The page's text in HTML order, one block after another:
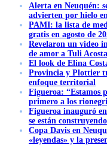
Alerta en Neuquén:
advierten por hielo
PAMI: la lista de
gratis en agosto de
Revelaron un video
de amor a Tuli Acosta
El look de Elina
Provincia y Plottier
enfoque territorial
Figueroa: “Estamos
primero a los
Figueroa inauguró
se están
Copa Davis en
«leyendas» y la